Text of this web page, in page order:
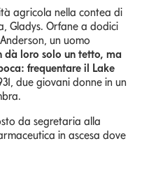
agricola nella contea di
Gladys. Orfane a dodici
un uomo
dà loro solo un tetto, ma
frequentare il Lake
due giovani donne in un
da segretaria alla
in ascesa dove